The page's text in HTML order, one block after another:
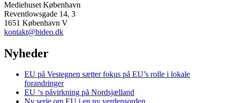
Mediehuset København
Reventlowsgade 14, 3
1651 København V
kontakt@bideo.dk
Nyheder
EU på Vestegnen sætter fokus på EU’s rolle i lokale
forandringer
EU ‘s påvirkning på Nordsjælland